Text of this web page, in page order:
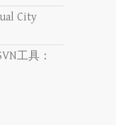
City
工具：